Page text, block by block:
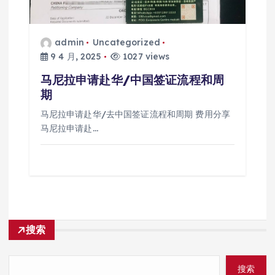
admin
Uncategorized
9 4 月, 2025
1027 views
马尼拉申请赴华/中国签证流程和周
期
马尼拉申请赴华/去中国签证流程和周期 费用分享
马尼拉申请赴…
搜索
搜索